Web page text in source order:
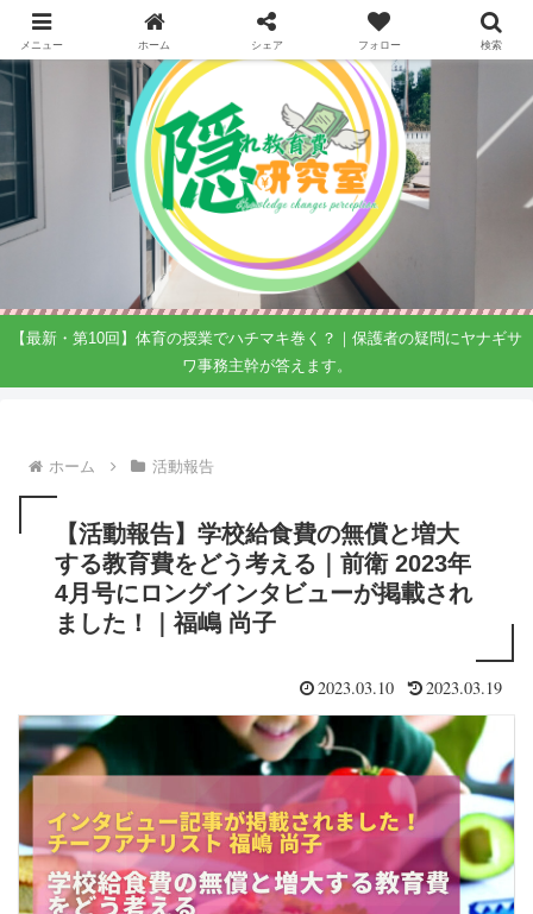
【最新・第10回】体育の授業でハチマキ巻く？｜保護者の疑問にヤナギサ
ワ事務主幹が答えます。
ホーム 活動報告
【活動報告】学校給食費の無償と増大
する教育費をどう考える｜前衛 2023年
4月号にロングインタビューが掲載され
ました！｜福嶋 尚子
2023.03.10 2023.03.19
メニュー ホーム シェア フォロー 検索